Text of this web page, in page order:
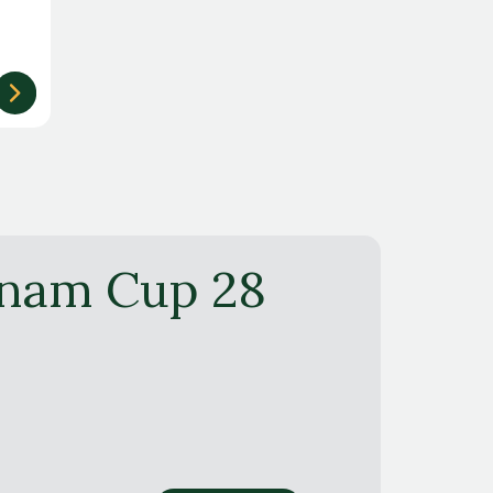
Cup 28